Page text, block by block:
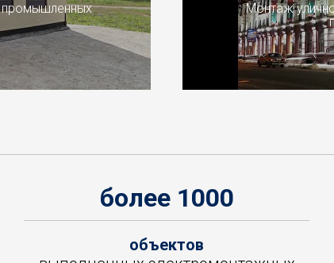
промышленных
Монтаж
более 1000
объектов